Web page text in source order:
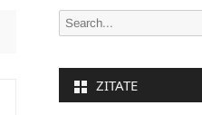
Search
ZITATE